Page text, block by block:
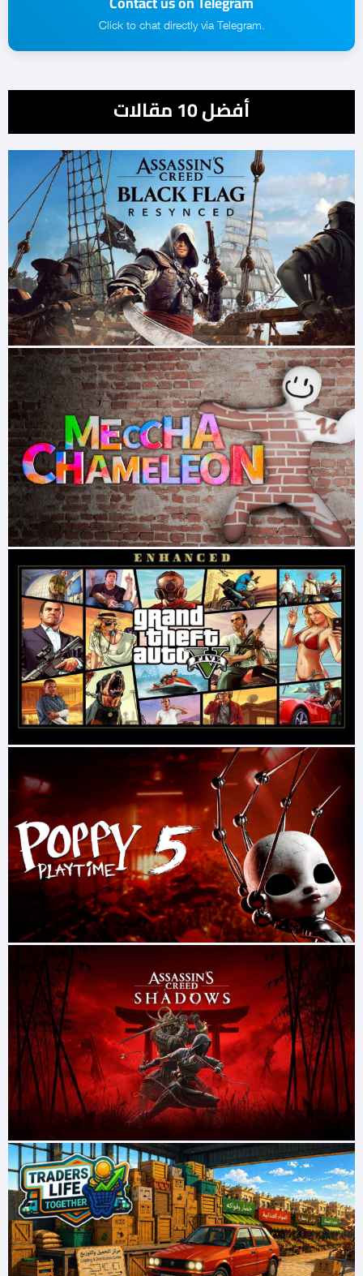
.Click to chat directly via Telegram
أفضل 10 مقالات